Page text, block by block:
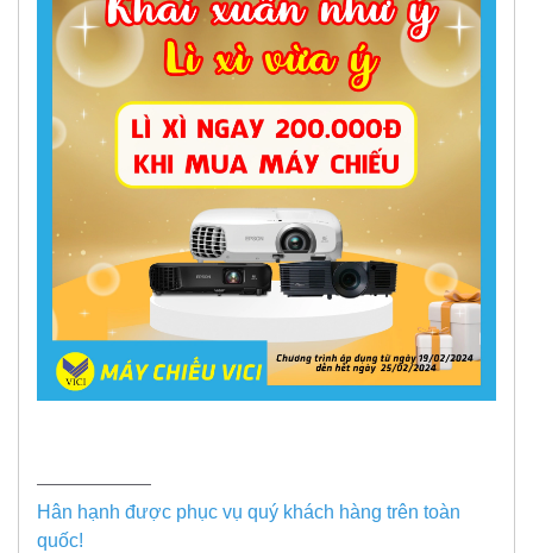
——————
Hân hạnh được phục vụ quý khách hàng trên toàn
quốc!